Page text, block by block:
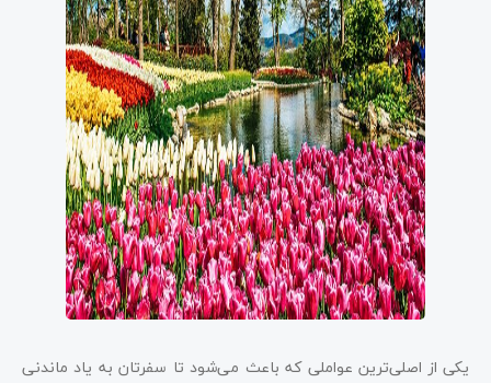
یکی از اصلی‌ترین عواملی که باعث می‌شود تا سفرتان به یاد ماندنی